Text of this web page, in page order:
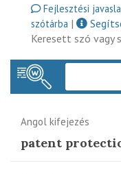
Fejlesztési
szótárba |
Keresett szó vagy
Angol kifejezés
patent